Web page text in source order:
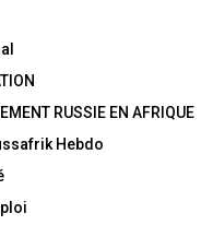
RUSSIE EN AFRIQUE
Hebdo